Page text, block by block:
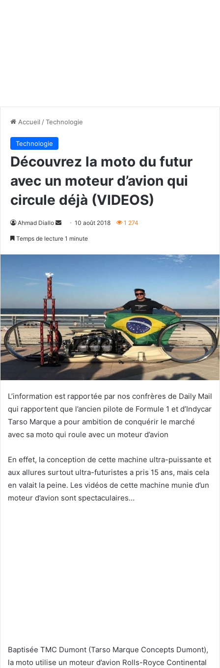
Accueil /Technologie
Technologie
Découvrez la moto du futur
avec un moteur d’avion qui
circule déjà (VIDEOS)
Ahmad Diallo
Envoyer10 août 2018 1 274
Temps de lecture 1 minute
L’information est rapportée par nos confrères de Daily Mail
qui rapportent que l’ancien pilote de Formule 1 et d’Indycar
Tarso Marque a pour ambition de conquérir le marché
avec sa moto qui roule avec un moteur d’avion
En effet, la conception de cette machine ultra-puissante et
aux allures surtout ultra-futuristes a pris 15 ans, mais cela
en valait la peine. Les vidéos de cette machine munie d’un
moteur d’avion sont spectaculaires…
Baptisée TMC Dumont (Tarso Marque Concepts Dumont),
la moto utilise un moteur d’avion Rolls-Royce Continental